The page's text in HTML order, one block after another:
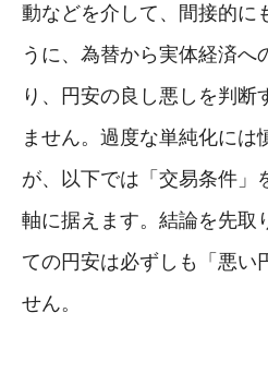
動などを介して、間接的に
うに、為替から実体経済へ
り、円安の良し悪しを判断
ません。過度な単純化には
が、以下では「交易条件」
軸に据えます。結論を先取
ての円安は必ずしも「悪い
せん。